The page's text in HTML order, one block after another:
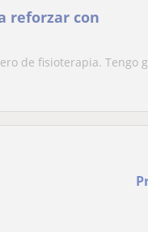
reforzar con
de fisioterapia. Tengo